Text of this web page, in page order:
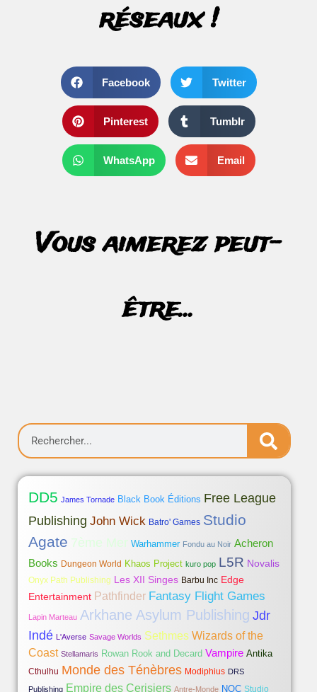
réseaux !
Facebook Twitter
Pinterest Tumblr
WhatsApp Email
Vous aimerez peut-
être...
DD5 James Tornade Black Book Éditions Free League
Publishing John Wick Batro' Games Studio
Agate 7ème Mer Warhammer Fondu au Noir Acheron
Books Dungeon World Khaos Project kuro pop L5R Novalis
Onyx Path Publishing Les XII Singes Barbu Inc Edge
Entertainment Pathfinder Fantasy Flight Games
Lapin Marteau Arkhane Asylum Publishing Jdr
Indé L'Averse Savage Worlds Sethmes Wizards of the
Coast Stellamaris Rowan Rook and Decard Vampire Antika
Cthulhu Monde des Ténèbres Modiphius DRS
Publishing Empire des Cerisiers Antre-Monde NOC Studio